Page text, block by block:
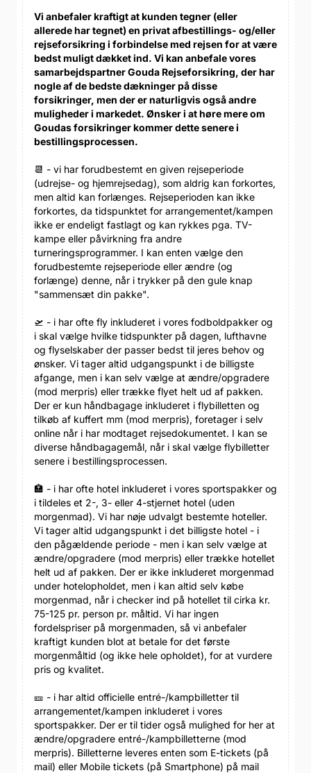
Vi anbefaler kraftigt at kunden tegner (eller
allerede har tegnet) en privat afbestillings- og/eller
rejseforsikring i forbindelse med rejsen for at være
bedst muligt dækket ind. Vi kan anbefale vores
samarbejdspartner Gouda Rejseforsikring, der har
nogle af de bedste dækninger på disse
forsikringer, men der er naturligvis også andre
muligheder i markedet. Ønsker i at høre mere om
Goudas forsikringer kommer dette senere i
bestillingsprocessen.
📆 - vi har forudbestemt en given rejseperiode
(udrejse- og hjemrejsedag), som aldrig kan forkortes,
men altid kan forlænges. Rejseperioden kan ikke
forkortes, da tidspunktet for arrangementet/kampen
ikke er endeligt fastlagt og kan rykkes pga. TV-
kampe eller påvirkning fra andre
turneringsprogrammer. I kan enten vælge den
forudbestemte rejseperiode eller ændre (og
forlænge) denne, når i trykker på den gule knap
"sammensæt din pakke".
🛫 - i har ofte fly inkluderet i vores fodboldpakker og
i skal vælge hvilke tidspunkter på dagen, lufthavne
og flyselskaber der passer bedst til jeres behov og
ønsker. Vi tager altid udgangspunkt i de billigste
afgange, men i kan selv vælge at ændre/opgradere
(mod merpris) eller trække flyet helt ud af pakken.
Der er kun håndbagage inkluderet i flybilletten og
tilkøb af kuffert mm (mod merpris), foretager i selv
online når i har modtaget rejsedokumentet. I kan se
diverse håndbagagemål, når i skal vælge flybilletter
senere i bestillingsprocessen.
🏣 - i har ofte hotel inkluderet i vores sportspakker og
i tildeles et 2-, 3- eller 4-stjernet hotel (uden
morgenmad). Vi har nøje udvalgt bestemte hoteller.
Vi tager altid udgangspunkt i det billigste hotel - i
den pågældende periode - men i kan selv vælge at
ændre/opgradere (mod merpris) eller trække hotellet
helt ud af pakken. Der er ikke inkluderet morgenmad
under hotelopholdet, men i kan altid selv købe
morgenmad, når i checker ind på hotellet til cirka kr.
75-125 pr. person pr. måltid. Vi har ingen
fordelspriser på morgenmaden, så vi anbefaler
kraftigt kunden blot at betale for det første
morgenmåltid (og ikke hele opholdet), for at vurdere
pris og kvalitet.
🎫 - i har altid officielle entré-/kampbilletter til
arrangementet/kampen inkluderet i vores
sportspakker. Der er til tider også mulighed for her at
ændre/opgradere entré-/kampbilletterne (mod
merpris). Billetterne leveres enten som E-tickets (på
mail) eller Mobile tickets (på Smartphone) på mail